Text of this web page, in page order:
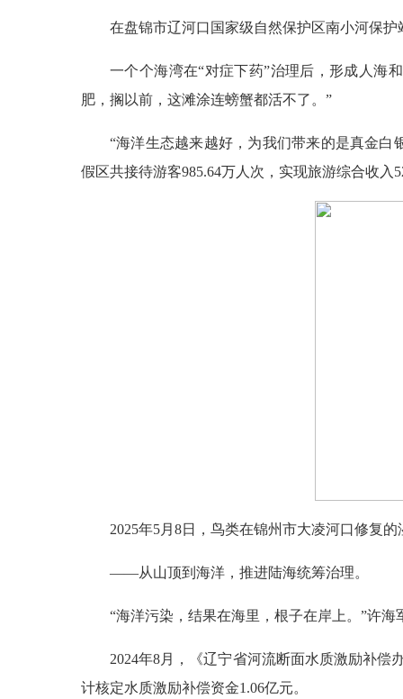
在盘锦市辽河口国家级自然保护区南小河保
一个个海湾在“对症下药”治理后，形成人海
肥，搁以前，这滩涂连螃蟹都活不了。”
“海洋生态越来越好，为我们带来的是真金白
假区共接待游客985.64万人次，实现旅游综合收入
2025年5月8日，鸟类在锦州市大凌河口修复
——从山顶到海洋，推进陆海统筹治理。
“海洋污染，结果在海里，根子在岸上。”许
2024年8月，《辽宁省河流断面水质激励补
计核定水质激励补偿资金1.06亿元。